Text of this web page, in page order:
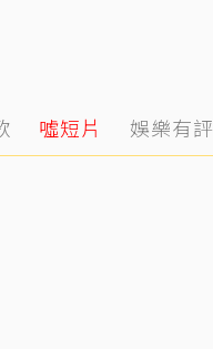
噓短片 娛樂有評